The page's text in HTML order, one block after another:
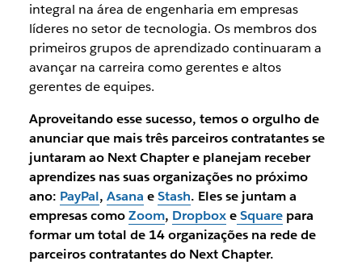
integral na área de engenharia em empresas
líderes no setor de tecnologia. Os membros dos
primeiros grupos de aprendizado continuaram a
avançar na carreira como gerentes e altos
gerentes de equipes.
Aproveitando esse sucesso, temos o orgulho de
anunciar que mais três parceiros contratantes se
juntaram ao Next Chapter e planejam receber
aprendizes nas suas organizações no próximo
ano: PayPal, Asana eStash. Eles se juntam a
empresas comoZoom, DropboxeSquarepara
formar um total de 14 organizações na rede de
parceiros contratantes do Next Chapter.